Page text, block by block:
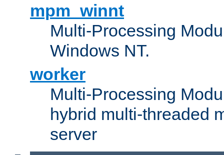
mpm_winnt
Multi-Processing
Windows NT.
worker
Multi-Processing
hybrid multi-threaded
server